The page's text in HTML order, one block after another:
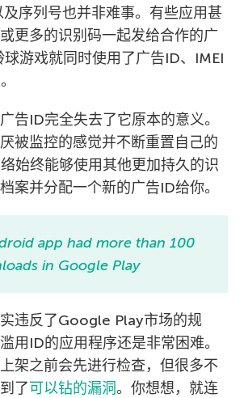
序列号也并非难事。有些应用甚
更多的识别码一起发给合作的广
游戏就同时使用了广告ID、IMEI
告ID完全失去了它原本的意义。
被监控的感觉并不断重置自己的
始终能够使用其他更加持久的识
案并分配一个新的广告ID给你。
app had more than 100
in Google Play
违反了Google Play市场的规
用ID的应用程序还是非常困难。
架之前会先进行检查，但很多不
了可以钻的漏洞。你想想，就连